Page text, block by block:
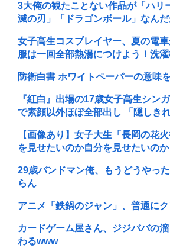
3大俺の観たことない作品が「ハリ
滅の刃」「ドラゴンボール」なん
女子高生コスプレイヤー、夏の電
服は一回全部熱湯につけよう！洗
防衛白書 ホワイトペーパーの意味
『紅白』出場の17歳女子高生シン
で素顔以外ほぼ全部出し 「隠しき
【画像あり】女子大生「長岡の花
を見せたいのか自分を見せたいのか
29歳バンドマン俺、もうどうやっ
らん
アニメ「鉄鍋のジャン」、普通に
カードゲーム屋さん、ジジババの
わるwww